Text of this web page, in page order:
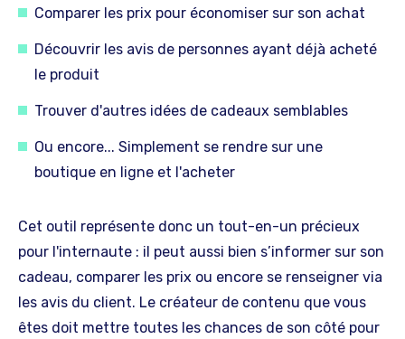
Comparer les prix pour économiser sur son achat
Découvrir les avis de personnes ayant déjà acheté
le produit
Trouver d'autres idées de cadeaux semblables
Ou encore... Simplement se rendre sur une
boutique en ligne et l'acheter
Cet outil représente donc un tout-en-un précieux
pour l'internaute : il peut aussi bien s’informer sur son
cadeau, comparer les prix ou encore se renseigner via
les avis du client. Le créateur de contenu que vous
êtes doit mettre toutes les chances de son côté pour